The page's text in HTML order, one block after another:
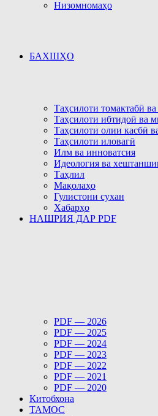
Низомномаҳо
БАХШҲО
Таҳсилоти томактабӣ
Таҳсилоти ибтидоӣ ва
Таҳсилоти олии касбӣ
Таҳсилоти иловагӣ
Илм ва инноватсия
Идеология ва
Таҳлил
Мақолаҳо
Гулистони сухан
Хабарҳо
НАШРИЯ ДАР PDF
PDF — 2026
PDF — 2025
PDF — 2024
PDF — 2023
PDF — 2022
PDF — 2021
PDF — 2020
Китобхона
ТАМОС